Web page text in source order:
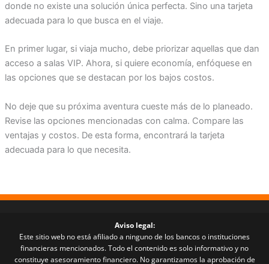
donde no existe una solución única perfecta. Sino una tarjeta
adecuada para lo que busca en el viaje.
En primer lugar, si viaja mucho, debe priorizar aquellas que dan
acceso a salas VIP. Ahora, si quiere economía, enfóquese en
las opciones que se destacan por los bajos costos.
No deje que su próxima aventura cueste más de lo planeado.
Revise las opciones mencionadas con calma. Compare las
ventajas y costos. De esta forma, encontrará la tarjeta
adecuada para lo que necesita.
Aviso legal:
Este sitio web no está afiliado a ninguno de los bancos o instituciones
financieras mencionados. Todo el contenido es solo informativo y no
constituye asesoramiento financiero. No garantizamos la aprobación de